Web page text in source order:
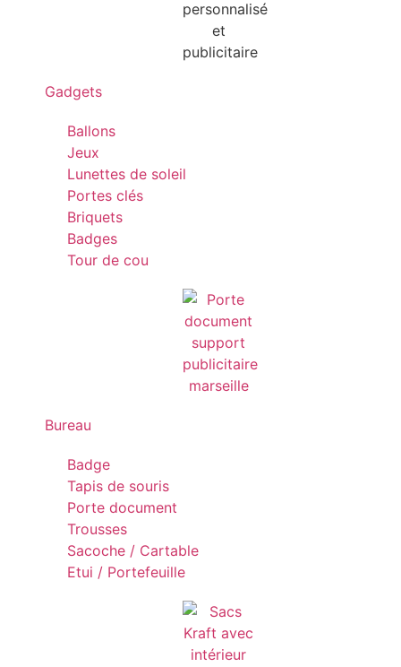
Gadgets
Ballons
Jeux
Lunettes de soleil
Portes clés
Briquets
Badges
Tour de cou
Bureau
Badge
Tapis de souris
Porte document
Trousses
Sacoche / Cartable
Etui / Portefeuille